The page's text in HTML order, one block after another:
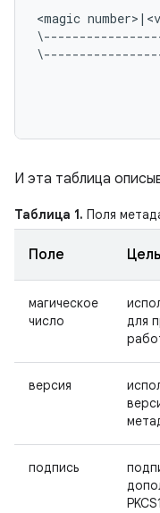
<magic
И эта таблица
Таблица 1. Поля
Поле Цель
магическое
число
для
версия
подпись